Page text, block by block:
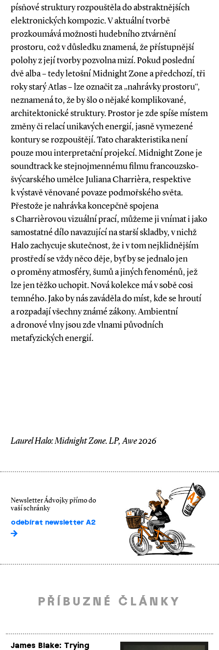
písňové struktury rozpouštěla do abstraktnějších
elektronických kompozic. V aktuální tvorbě
prozkoumává možnosti hudebního ztvárnění
prostoru, což v důsledku znamená, že přístupnější
polohy z její tvorby pozvolna mizí. Pokud poslední
dvě alba – tedy letošní Midnight Zone a předchozí, tři
roky starý Atlas – lze označit za „nahrávky prostoru“,
neznamená to, že by šlo o nějaké komplikované,
architektonické struktury. Prostor je zde spíše místem
změny či relací unikavých energií, jasně vymezené
kontury se rozpouštějí. Tato charakteristika není
pouze mou interpretační projekcí. Midnight Zone je
soundtrack ke stejnojmennému filmu francouzsko­-
švýcarského umělce Juliana Charrièra, respektive
k výstavě věnované povaze podmořského světa.
Přestože je nahrávka koncepčně spojena
s Charrièrovou vizuální prací, můžeme ji vnímat i jako
samostatné dílo navazující na starší skladby, v nichž
Halo zachycuje skutečnost, že i v tom nejklidnějším
prostředí se vždy něco děje, byť by se jednalo jen
o proměny atmosféry, šumů a jiných fenoménů, jež
lze jen těžko uchopit. Nová kolekce má v sobě cosi
temného. Jako by nás zaváděla do míst, kde se hroutí
a rozpadají všechny známé zákony. Ambientní
a dronové vlny jsou zde vlnami původních
metafyzických energií.
Laurel Halo: Midnight Zone. LP, Awe 2026
Newsletter Ádvojky přímo do
vaší schránky
odebírat newsletter A2
PŘÍBUZNÉ ČLÁNKY
James Blake: Trying